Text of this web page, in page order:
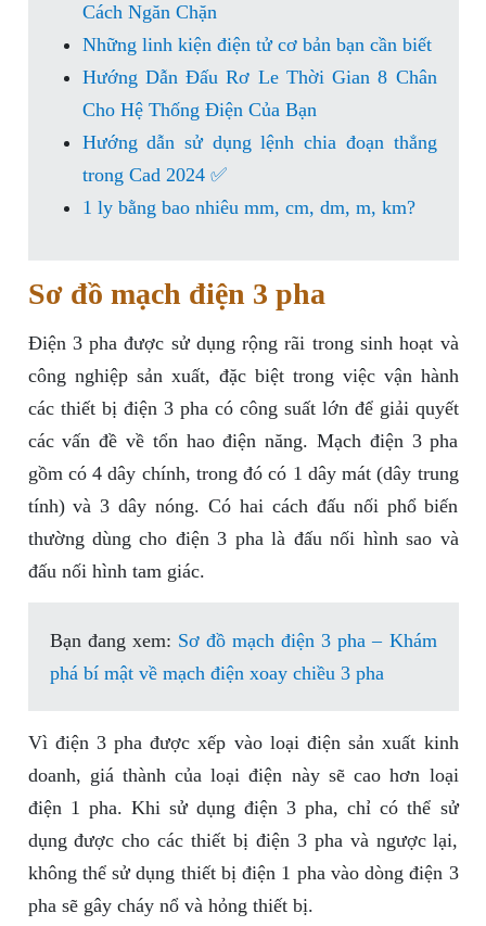
Cách Ngăn Chặn
Những linh kiện điện tử cơ bản bạn cần biết
Hướng Dẫn Đấu Rơ Le Thời Gian 8 Chân
Cho Hệ Thống Điện Của Bạn
Hướng dẫn sử dụng lệnh chia đoạn thẳng
trong Cad 2024 ✅
1 ly bằng bao nhiêu mm, cm, dm, m, km?
Sơ đồ mạch điện 3 pha
Điện 3 pha được sử dụng rộng rãi trong sinh hoạt và
công nghiệp sản xuất, đặc biệt trong việc vận hành
các thiết bị điện 3 pha có công suất lớn để giải quyết
các vấn đề về tổn hao điện năng. Mạch điện 3 pha
gồm có 4 dây chính, trong đó có 1 dây mát (dây trung
tính) và 3 dây nóng. Có hai cách đấu nối phổ biến
thường dùng cho điện 3 pha là đấu nối hình sao và
đấu nối hình tam giác.
Bạn đang xem: Sơ đồ mạch điện 3 pha – Khám
phá bí mật về mạch điện xoay chiều 3 pha
Vì điện 3 pha được xếp vào loại điện sản xuất kinh
doanh, giá thành của loại điện này sẽ cao hơn loại
điện 1 pha. Khi sử dụng điện 3 pha, chỉ có thể sử
dụng được cho các thiết bị điện 3 pha và ngược lại,
không thể sử dụng thiết bị điện 1 pha vào dòng điện 3
pha sẽ gây cháy nổ và hỏng thiết bị.